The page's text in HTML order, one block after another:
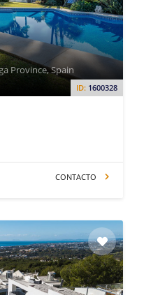
ID: 1600328
Province, Spain
CONTACTO